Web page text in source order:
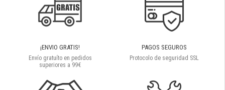
¡ENVIO GRATIS!
Envío gratuíto en pedidos
superiores a 99€
PAGOS SEGUROS
Protocolo de seguridad SSL